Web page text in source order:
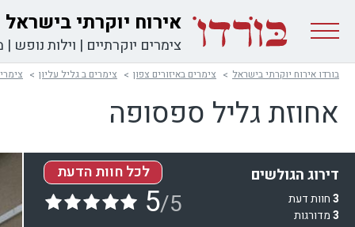
אירוח יוקרתי בישראל
צימרים יוקרתיים | וילות נופש |
בורדו אירוח יוקרתי בישראל צימרים באיזורים צפון צימרים ב גליל עליון
אחוזת גליל ספסופה
דירוג הגולשים
3חוות דעת
3מדורגות
לכל חוות הדעת
5/5